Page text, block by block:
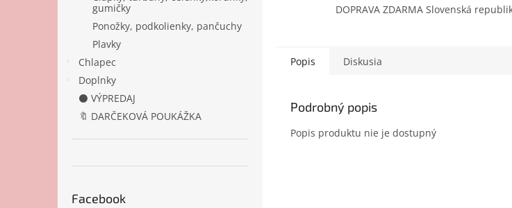
gumičky
Ponožky, podkolienky, pančuchy
Plavky
Chlapec
Doplnky
⚫ VÝPREDAJ
🔖 DARČEKOVÁ POUKÁŽKA
Facebook
DOPRAVA ZDARMA Slovenská
Popis Diskusia
Podrobný popis
Popis produktu nie je dostupný